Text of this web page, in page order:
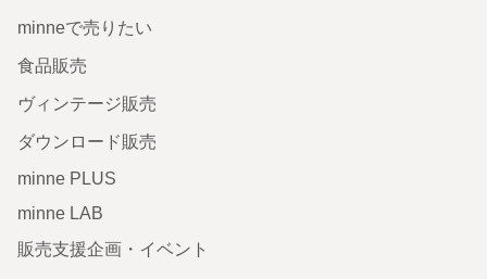
minneで売りたい
食品販売
ヴィンテージ販売
ダウンロード販売
minne PLUS
minne LAB
販売支援企画・イベント